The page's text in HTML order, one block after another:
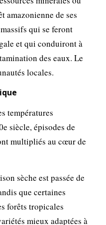
amazonienne de ses
qui se feront
et qui conduiront à
des eaux. Le
locales.
températures
siècle, épisodes de
multipliés au cœur de
sèche est passée de
que certaines
forêts tropicales
mieux adaptées à